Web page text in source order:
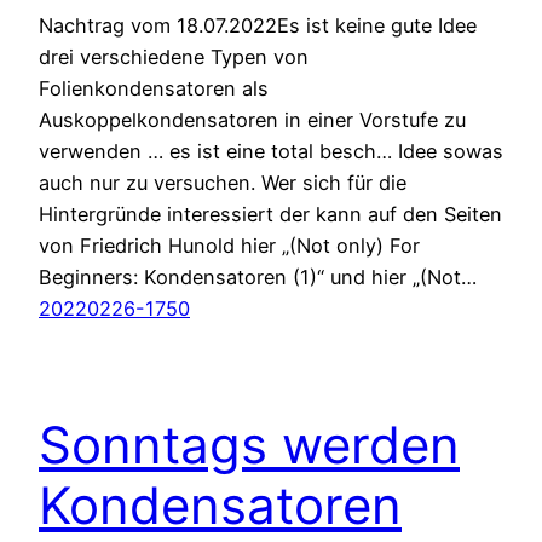
Nachtrag vom 18.07.2022Es ist keine gute Idee
drei verschiedene Typen von
Folienkondensatoren als
Auskoppelkondensatoren in einer Vorstufe zu
verwenden … es ist eine total besch… Idee sowas
auch nur zu versuchen. Wer sich für die
Hintergründe interessiert der kann auf den Seiten
von Friedrich Hunold hier „(Not only) For
Beginners: Kondensatoren (1)“ und hier „(Not…
20220226-1750
Sonntags werden
Kondensatoren